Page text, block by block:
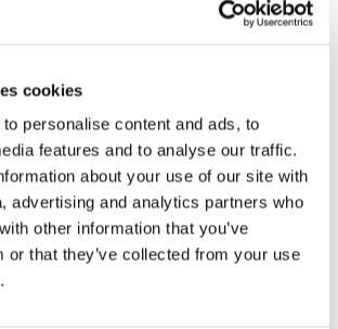
cookies
personalise content and ads, to
features and to analyse our traffic.
about your use of our site with
advertising and analytics partners who
other information that you’ve
or that they’ve collected from your use